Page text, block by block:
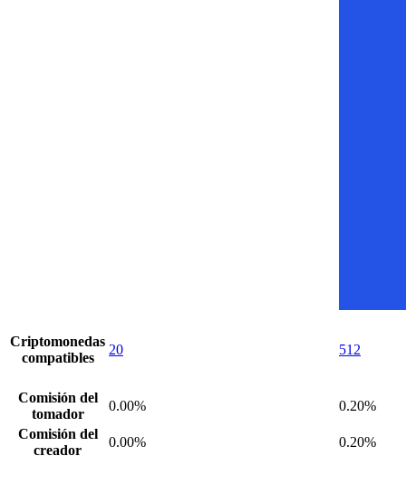
Criptomonedas
compatibles
20 512
Comisión del
tomador
0.00%
0.20%
Comisión del
creador
0.00% 0.20%